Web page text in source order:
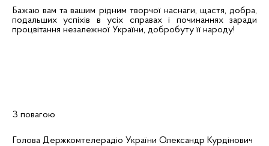
Бажаю вам та вашим рідним творчої наснаги, щастя, добра,
подальших успіхів в усіх справах і починаннях заради
процвітання незалежної України, добробуту її народу!
З повагою
Голова Держкомтелерадіо України Олександр Курдінович